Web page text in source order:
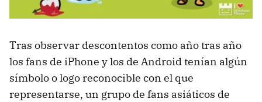
Tras observar descontentos como año tras año
los fans de iPhone y los de Android tenían algún
símbolo o logo reconocible con el que
representarse, un grupo de fans asiáticos de